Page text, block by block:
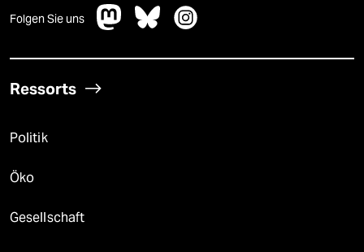
Folgen Sie uns
Ressorts
Politik
Öko
Gesellschaft